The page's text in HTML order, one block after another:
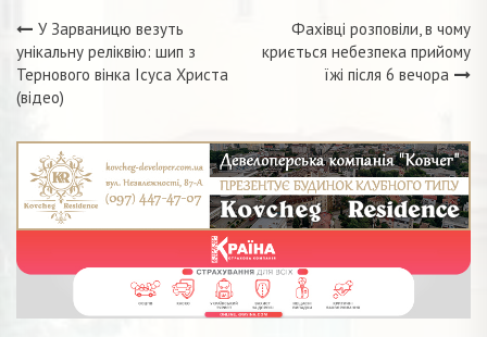
Навігація
записів
У Зарваницю везуть
унікальну реліквію: шип з
Тернового вінка Ісуса Христа
(відео)
Фахівці розповіли, в чому
криється небезпека прийому
їжі після 6 вечора